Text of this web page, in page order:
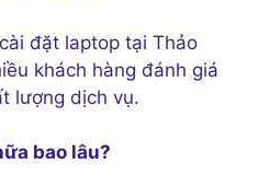
đặt laptop tại Thảo
khách hàng đánh giá
lượng dịch vụ.
bao lâu?